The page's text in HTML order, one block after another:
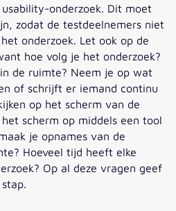
onderzoek. Dit moet
zodat de testdeelnemers niet
onderzoek. Let ook op de
hoe volg je het onderzoek?
de ruimte? Neem je op wat
of schrijft er iemand continu
op het scherm van de
scherm op middels een tool
je opnames van de
Hoeveel tijd heeft elke
Op al deze vragen geef